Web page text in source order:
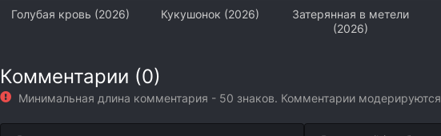
Голубая кровь (2026) Кукушонок (2026)
Затерянная в метели
(2026)
Комментарии (0)
Минимальная длина комментария - 50 знаков. Комментарии модерируются